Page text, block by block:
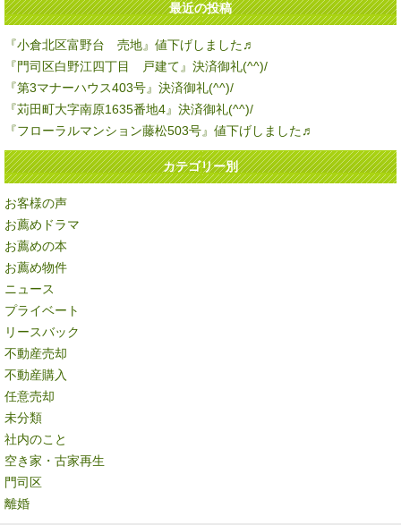
最近の投稿
『小倉北区富野台 売地』値下げしました♬
『門司区白野江四丁目 戸建て』決済御礼(^^)/
『第3マナーハウス403号』決済御礼(^^)/
『苅田町大字南原1635番地4』決済御礼(^^)/
『フローラルマンション藤松503号』値下げしました♬
カテゴリー別
お客様の声
お薦めドラマ
お薦めの本
お薦め物件
ニュース
プライベート
リースバック
不動産売却
不動産購入
任意売却
未分類
社内のこと
空き家・古家再生
門司区
離婚